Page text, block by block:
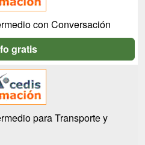
con Conversación
gratis
para Transporte y